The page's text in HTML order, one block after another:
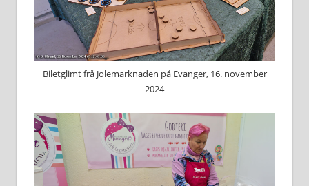
Biletglimt frå Jolemarknaden på Evanger, 16. november
2024